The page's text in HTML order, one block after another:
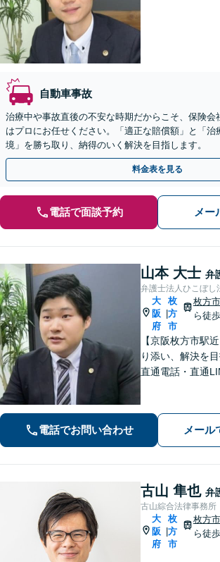
自動車事故
治療中や事故直後の不安な時期だからこそ、保険会
はプロにお任せください。「適正な賠償額」と「治
境」を勝ち取り、納得のいく解決を目指します。
料金表を見る
電話で面談予約 メー
山本 大士 弁
弁護士法人ひこぼし
大
阪
府
枚
方
市
枚方
ら徒
【京阪枚方市駅
り添い、解決を
直通電話・直通
と対応で不安を
電話でお問い合わせ メール
古山 隼也 弁
古山綜合法律事務所
大
阪
府
枚
方
市
枚方
ら徒